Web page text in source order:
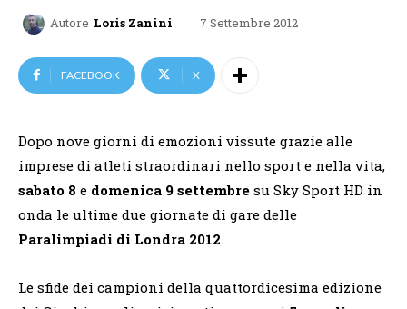
Autore Loris Zanini 7 Settembre 2012
FACEBOOK X
Dopo nove giorni di emozioni vissute grazie alle
imprese di atleti straordinari nello sport e nella vita,
sabato 8 e domenica 9 settembre su Sky Sport HD in
onda le ultime due giornate di gare delle
Paralimpiadi di Londra 2012.
Le sfide dei campioni della quattordicesima edizione